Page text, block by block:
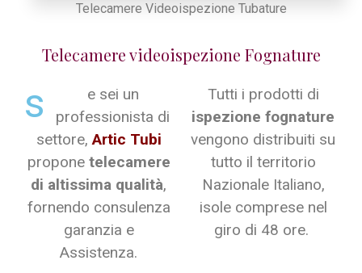
Telecamere videoispezione Fognature
s
e sei un
professionista di
settore,Artic Tubi
propone telecamere
di altissima qualità,
fornendo consulenza
garanzia e
Assistenza.
Tutti i prodotti di
ispezione fognature
vengono distribuiti su
tutto il territorio
Nazionale Italiano,
isole comprese nel
giro di 48 ore.
Telecamere Videoispezione Tubature